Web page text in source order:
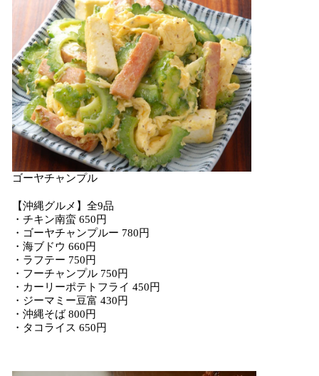
ゴーヤチャンプル
【沖縄グルメ】全9品
・チキン南蛮 650円
・ゴーヤチャンプルー 780円
・海ブドウ 660円
・ラフテー 750円
・フーチャンプル 750円
・カーリーポテトフライ 450円
・ジーマミー豆富 430円
・沖縄そば 800円
・タコライス 650円